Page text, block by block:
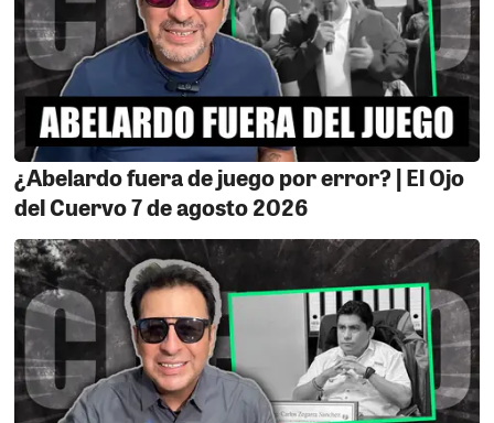
LA INVASIÓN.Eliseo Enrique Acuña Pacheco es un
poblador se queja del abuso de autoridad que sufrió
por parte del procurador de la comuna Nasqueña,,
resulta que el día El 23 de marzo llegaron hasta su
propiedad que colinda con el tío Ajá el funcionario Vilca
Rojas Julio Enrique que se desempañaba como
procurador de la comuna acompañado de tres
miembros de la policía Nacional y de aproximadamente
de 70 personas entre peruanos y extranjeros a invadir
su propiedad con el argumento de la recuperación de
espacios público, pese a que el quejoso demostró con
documentos en mano que propietario y cuenta con
título de propiedad inscrito en registros públicos, pero
al parecer de nada le sirvió ya que la superioridad de
gente el que lo amedrentaba pudo mas, tumbaron
árboles destruyeron plantas sin que nadie intervenga a
¿Abelardo fuera de juego por error? | El Ojo
del Cuervo 7 de agosto 2026